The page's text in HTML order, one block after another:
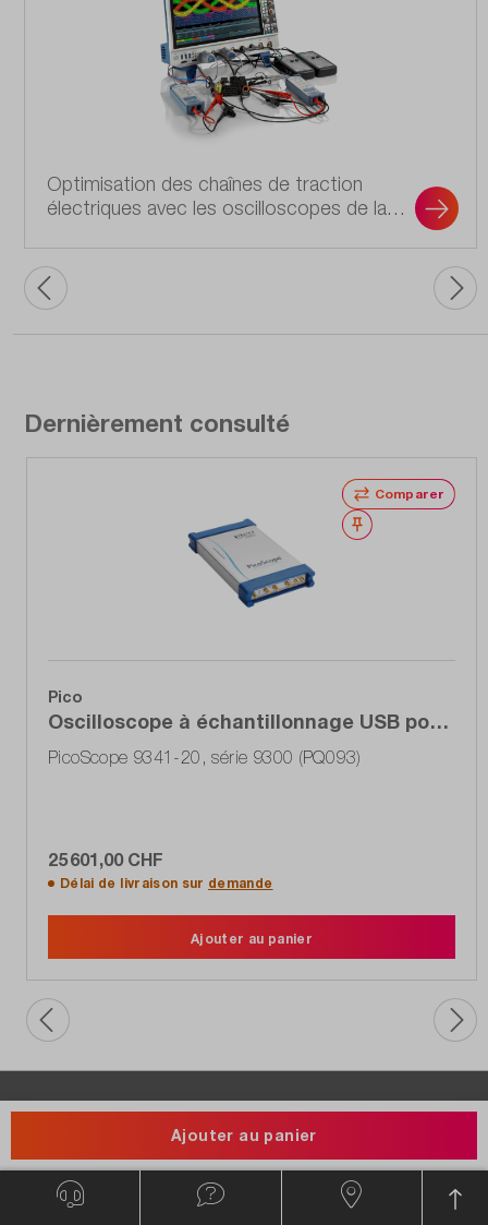
Ajouter au panier
Optimisation des chaînes de traction
électriques avec les oscilloscopes de la
Dernièrement consulté
Comparer
Noter
Pico
Oscilloscope à échantillonnage USB pour
PC, 4 canaux, 20 GHz
PicoScope 9341-20, série 9300 (PQ093)
25 601,00 CHF
Délai de livraison sur demande
Ajouter au panier
Lorsque vous êtes au bureau, nous y sommes
La boutique dataTec B2B s'adresse exclusivement aux